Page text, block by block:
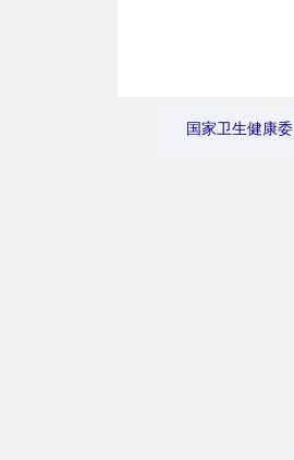
国家卫生健康委